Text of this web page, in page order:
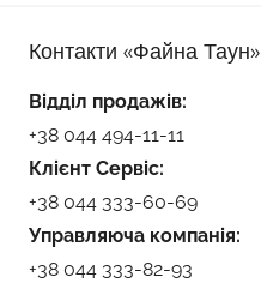
Контакти «Файна Таун»
Відділ продажів:
+38 044 494-11-11
Клієнт Сервіс:
+38 044 333-60-69
Управляюча компанія:
+38 044 333-82-93